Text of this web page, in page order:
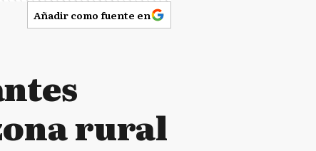
Añadir como fuente en
rural